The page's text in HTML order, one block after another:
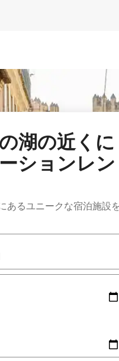
湖の近くに
ションレン
あるユニークな宿泊施設
たら、上下の矢印キーを使っ